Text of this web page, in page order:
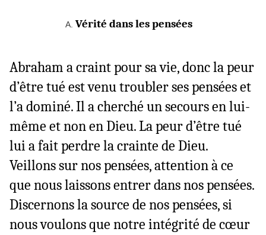
Vérité dans les pensées
Abraham a craint pour sa vie, donc la peur
d’être tué est venu troubler ses pensées et
l’a dominé. Il a cherché un secours en lui-
même et non en Dieu. La peur d’être tué
lui a fait perdre la crainte de Dieu.
Veillons sur nos pensées, attention à ce
que nous laissons entrer dans nos pensées.
Discernons la source de nos pensées, si
nous voulons que notre intégrité de cœur